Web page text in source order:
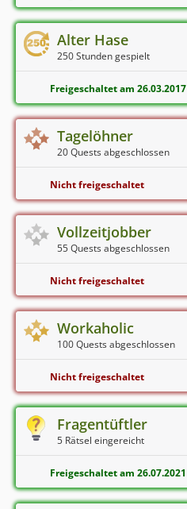
Alter Hase
250 Stunden gespielt
Freigeschaltet am 26.03.2017
Tagelöhner
20 Quests abgeschlossen
Nicht freigeschaltet
Vollzeitjobber
55 Quests abgeschlossen
Nicht freigeschaltet
Workaholic
100 Quests abgeschlossen
Nicht freigeschaltet
Fragentüftler
5 Rätsel eingereicht
Freigeschaltet am 26.07.2021